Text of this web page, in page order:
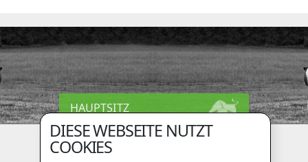
DIESE WEBSEITE NUTZT
COOKIES
HAUPTSITZ
Holzingerberg 1
A-3254 Bergland